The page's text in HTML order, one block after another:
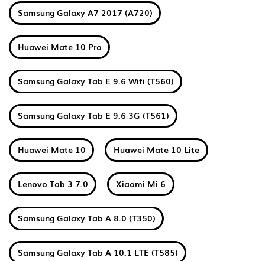
Samsung Galaxy A7 2017 (A720)
Huawei Mate 10 Pro
Samsung Galaxy Tab E 9.6 Wifi (T560)
Samsung Galaxy Tab E 9.6 3G (T561)
Huawei Mate 10 Huawei Mate 10 Lite
Lenovo Tab 3 7.0 Xiaomi Mi 6
Samsung Galaxy Tab A 8.0 (T350)
Samsung Galaxy Tab A 10.1 LTE (T585)